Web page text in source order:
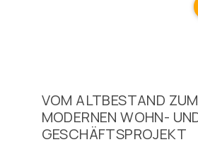
VOM ALTBESTAND ZUM
MODERNEN WOHN-
GESCHÄFTSPROJEKT